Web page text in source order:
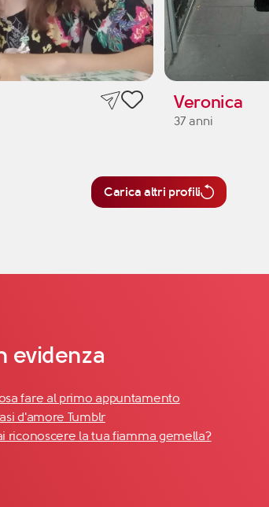
Veronica
37 anni
Carica altri profili
evidenza
fare al primo appuntamento
d'amore Tumblr
riconoscere la tua fiamma gemella?